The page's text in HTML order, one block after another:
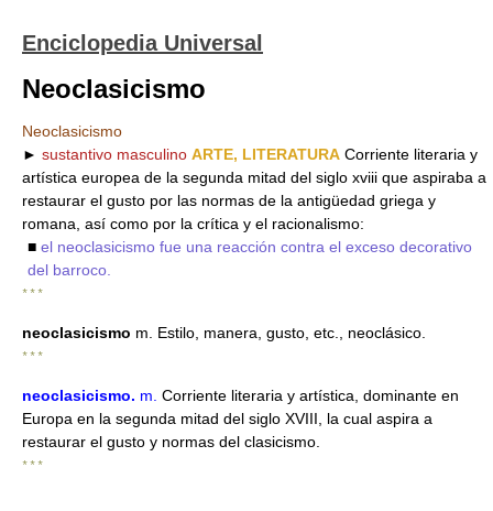
Enciclopedia Universal
Neoclasicismo
Neoclasicismo
► sustantivo masculino ARTE, LITERATURA Corriente literaria y
artística europea de la segunda mitad del siglo xviii que aspiraba a
restaurar el gusto por las normas de la antigüedad griega y
romana, así como por la crítica y el racionalismo:
■ el neoclasicismo fue una reacción contra el exceso decorativo
del barroco.
* * *
neoclasicismo m. Estilo, manera, gusto, etc., neoclásico.
* * *
neoclasicismo. m. Corriente literaria y artística, dominante en
Europa en la segunda mitad del siglo XVIII, la cual aspira a
restaurar el gusto y normas del clasicismo.
* * *